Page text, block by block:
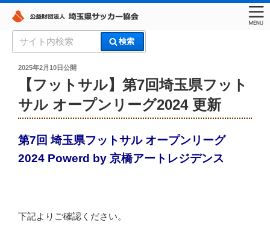
索:
検索
埼玉県サッカー協会
投
2025年2月10日公開
【フットサル】第7回埼⽟県フット
サル オープンリーグ2024 更新
第7回 埼⽟県フットサル オープンリーグ
2024 Powerd by 京橋アートレジデンス
下記よりご確認ください。